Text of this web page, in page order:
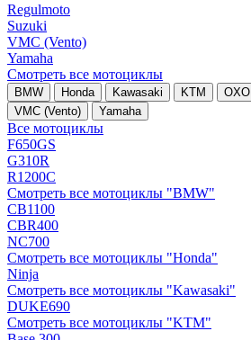
Regulmoto
Suzuki
VMC (Vento)
Yamaha
Смотреть все мотоциклы
BMW Honda Kawasaki KTM OXO
VMC (Vento)
Yamaha
Все мотоциклы
F650GS
G310R
R1200C
Смотреть все мотоциклы "BMW"
CB1100
CBR400
NC700
Смотреть все мотоциклы "Honda"
Ninja
Смотреть все мотоциклы "Kawasaki"
DUKE690
Смотреть все мотоциклы "KTM"